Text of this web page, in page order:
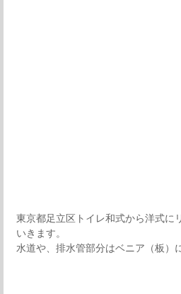
東京都足立区トイレ和式から洋式に
いきます。
水道や、排水管部分はベニア（板）